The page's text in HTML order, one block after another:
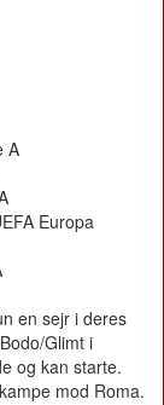
A
Europa
en sejr i deres
Glimt i
og kan starte.
mod Roma.